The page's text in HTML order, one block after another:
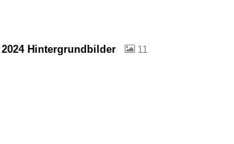
2024 Hintergrundbilder 11